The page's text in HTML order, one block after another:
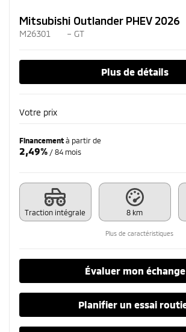
Mitsubishi Outlander PHEV 2026
M26301 – GT
Plus de détails
Votre prix
Financement à partir de
2,49% / 84 mois
Traction intégrale 8 km
Plus de caractéristiques
Évaluer mon échange
Planifier un essai